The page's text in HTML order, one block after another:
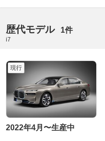
歴代モデル 1件
i7
現行
2022年4月〜生産中